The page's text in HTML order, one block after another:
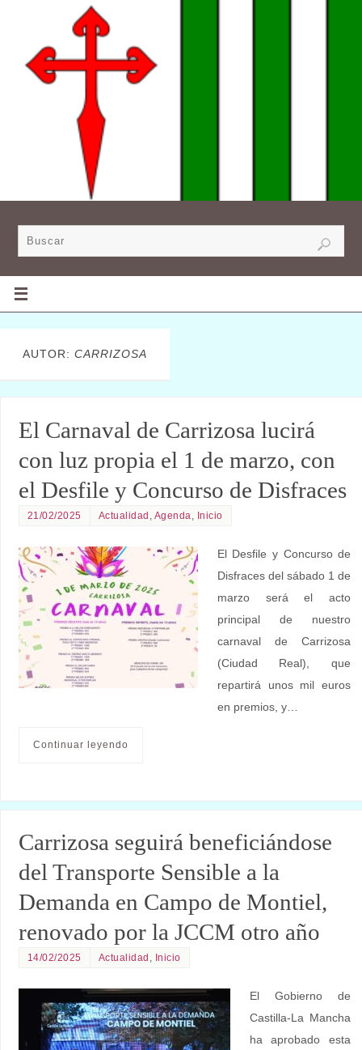
AUTOR: CARRIZOSA
El Carnaval de Carrizosa lucirá
con luz propia el 1 de marzo, con
el Desfile y Concurso de Disfraces
21/02/2025 Actualidad Agenda Inicio
El Desfile y Concurso de
Disfraces del sábado 1 de
marzo será el acto
principal de nuestro
carnaval de Carrizosa
(Ciudad Real), que
repartirá unos mil euros
en premios, y…
Continuar leyendo
Carrizosa seguirá beneficiándose
del Transporte Sensible a la
Demanda en Campo de Montiel,
renovado por la JCCM otro año
14/02/2025 Actualidad , Inicio
El Gobierno de
Castilla-La Mancha
ha aprobado esta